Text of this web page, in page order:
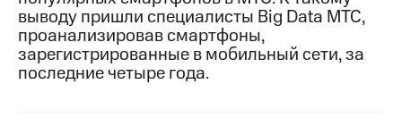
МТС
о технологиях
Достижения
выводу пришли специалисты Big Data МТС,
проанализировав смартфоны,
зарегистрированные в мобильный сети, за
последние четыре года.